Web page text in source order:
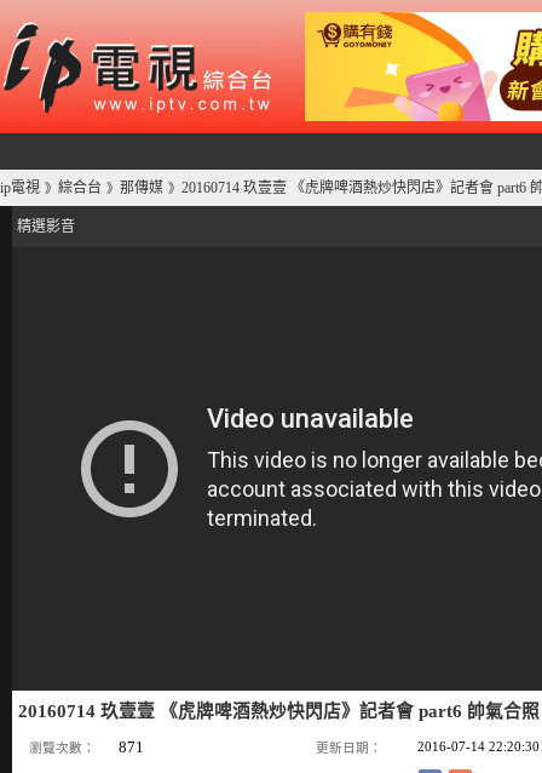
ip電視 》 綜合台 》 那傳媒 》 20160714 玖壹壹 《虎牌啤酒熱炒快閃店》記者會 part6
精選影音
20160714 玖壹壹 《虎牌啤酒熱炒快閃店》記者會 part6 帥氣合照
瀏覽次數： 871 更新日期： 2016-07-14 22:20:30